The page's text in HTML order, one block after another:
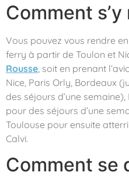
Comment s’y
Vous pouvez vous rendre
ferry à partir de Toulon et
Rousse , soit en prenant
Nice, Paris Orly, Bordeaux
des séjours d’une
pour des séjours d’une
Toulouse pour ensuite
Calvi.
Comment se